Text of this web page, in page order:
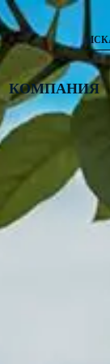
КОМПАНИЯ